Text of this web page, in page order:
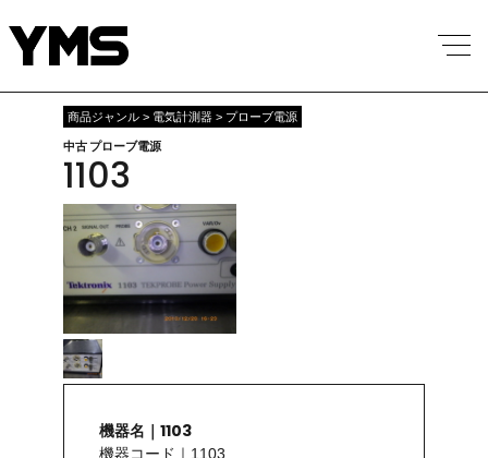
商品ジャンル > 電気計測器 > プローブ電源
中古 プローブ電源
1103
機器名｜1103
機器コード｜1103